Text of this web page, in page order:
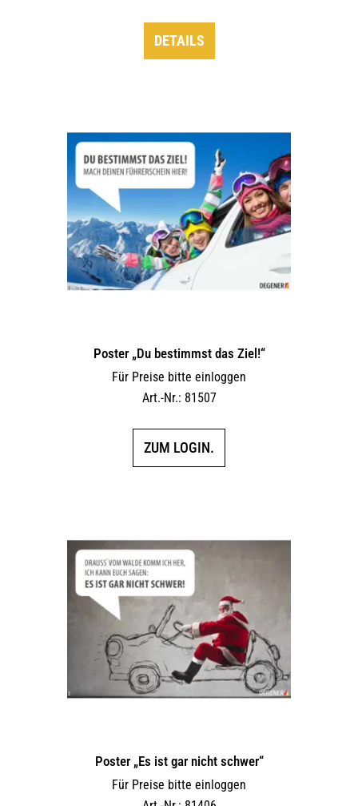
DETAILS
Poster „Du bestimmst das Ziel!“
Für Preise bitte einloggen
Art.-Nr.: 81507
ZUM LOGIN.
Poster „Es ist gar nicht schwer“
Für Preise bitte einloggen